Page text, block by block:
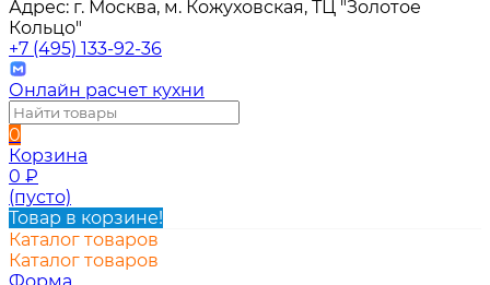
Адрес: г. Москва, м. Кожуховская, ТЦ "Золотое
Кольцо"
+7 (495) 133-92-36
Онлайн расчет кухни
0
Корзина
0 ₽
(пусто)
Товар в корзине!
Каталог товаров
Каталог товаров